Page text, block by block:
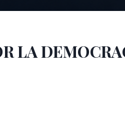
LA